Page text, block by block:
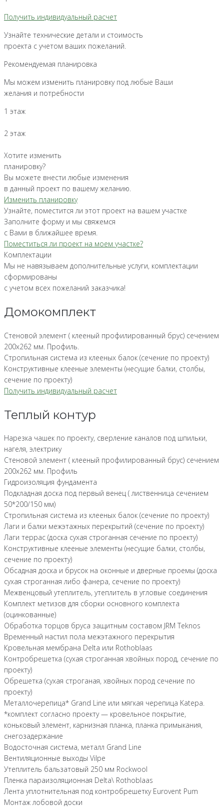
Получить индивидуальный расчет
Узнайте технические детали и стоимость
проекта с учетом ваших пожеланий.
Рекомендуемая планировка
Мы можем изменить планировку под любые Ваши
желания и потребности
1 этаж
2 этаж
Хотите изменить
планировку?
Вы можете внести любые изменения
в данный проект по вашему желанию.
Изменить планировку
Узнайте, поместится ли этот проект на вашем участке
Заполните форму и мы свяжемся
с Вами в ближайшее время.
Поместиться ли проект на моем участке?
Комплектации
Мы не навязываем дополнительные услуги, комплектации
сформированы
с учетом всех пожеланий заказчика!
Домокомплект
Стеновой элемент ( клееный профилированный брус) сечением
200х262 мм. Профиль.
Стропильная система из клееных балок (сечение по проекту)
Конструктивные клееные элементы (несущие балки, столбы,
сечение по проекту)
Получить индивидуальный расчет
Теплый контур
Нарезка чашек по проекту, сверление каналов под шпильки,
нагеля, электрику
Стеновой элемент ( клееный профилированный брус) сечением
200х262 мм. Профиль
Гидроизоляция фундамента
Подкладная доска под первый венец ( лиственница сечением
50*200/150 мм)
Стропильная система из клееных балок (сечение по проекту)
Лаги и балки межэтажных перекрытий (сечение по проекту)
Лаги террас (доска сухая строганная сечение по проекту)
Конструктивные клееные элементы (несущие балки, столбы,
сечение по проекту)
Обсадная доска и брусок на оконные и дверные проемы (доска
сухая строганная либо фанера, сечение по проекту)
Межвенцовый утеплитель, утеплитель в угловые соединения
Комплект метизов для сборки основного комплекта
(оцинкованные)
Обработка торцов бруса защитным составом JRM Teknos
Временный настил пола межэтажного перекрытия
Кровельная мембрана Delta или Rothoblaas
Контробрешетка (сухая строганная хвойных пород, сечение по
проекту)
Обрешетка (сухая строганая, хвойных пород сечение по
проекту)
Металлочерепица* Grand Line или мягкая черепица Katepa.
*комплект согласно проекту — кровельное покрытие,
коньковый элемент, карнизная планка, планка примыкания,
снегозадержание
Водосточная система, металл Grand Line
Вентиляционные выходы Vilpe
Утеплитель бальзатовый 250 мм Rockwool
Пленка параизоляционная Delta\ Rothoblaas
Лента уплотнительная под контробрешетку Eurovent Pum
Монтаж лобовой доски